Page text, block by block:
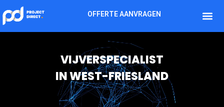
OFFERTE AANVRAGEN
VIJVERSPECIALIST
IN WEST-FRIESLAND